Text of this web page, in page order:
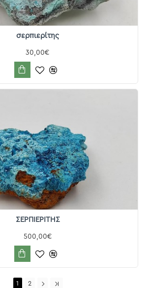
σερπιερίτης
30,00€
ΣΕΡΠΙΕΡΙΤΗΣ
500,00€
1
2